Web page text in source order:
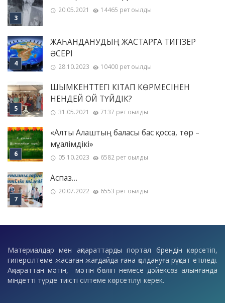
20.05.2021 14465 рет оқылды
ЖАҺАНДАНУДЫҢ ЖАСТАРҒА ТИГІЗЕР
ӘСЕРІ
28.10.2023 10400 рет оқылды
ШЫМКЕНТТЕГІ КІТАП КӨРМЕСІНЕН
НЕНДЕЙ ОЙ ТҮЙДІК?
31.05.2021 7137 рет оқылды
«Алты Алаштың баласы бас қосса, төр –
мұғалімдікі»
05.10.2023 6582 рет оқылды
Аспаз…
20.07.2022 6553 рет оқылды
Материалдар мен ақпараттарды портал брендін көрсетіп,
гиперсілтеме жасаған жағдайда ғана қолдануға рұқсат етіледі.
Ақпараттан мәтін, мәтін бөлігі немесе дәйексөз алынғанда
міндетті түрде тиісті сілтеме көрсетілуі керек.